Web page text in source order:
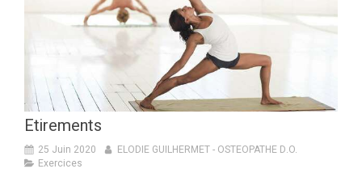
Etirements
25 Juin 2020
ELODIE GUILHERMET - OSTEOPATHE D.O.
Exercices